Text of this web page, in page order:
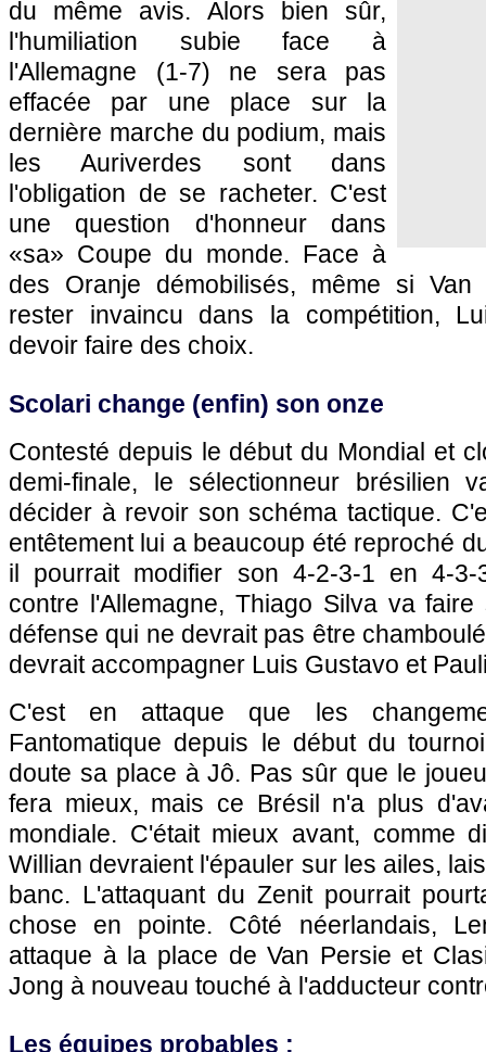
du même avis. Alors bien sûr,
l'humiliation subie face à
l'Allemagne (1-7) ne sera pas
effacée par une place sur la
dernière marche du podium, mais
les Auriverdes sont dans
l'obligation de se racheter. C'est
une question d'honneur dans
«sa» Coupe du monde. Face à
des Oranje démobilisés, même si
rester invaincu dans la compétition,
devoir faire des choix.
Scolari change (enfin) son onze
Contesté depuis le début du Mondial et
demi-finale, le sélectionneur brésilien
décider à revoir son schéma tactique.
entêtement lui a beaucoup été reproché
il pourrait modifier son 4-2-3-1 en 4-
contre l'Allemagne, Thiago Silva va
défense qui ne devrait pas être
devrait accompagner Luis Gustavo et
C'est en attaque que les
Fantomatique depuis le début du
doute sa place à Jô. Pas sûr que le
fera mieux, mais ce Brésil n'a plus
mondiale. C'était mieux avant, comme
Willian devraient l'épauler sur les ailes,
banc. L'attaquant du Zenit pourrait
chose en pointe. Côté néerlandais,
attaque à la place de Van Persie et
Jong à nouveau touché à l'adducteur
Les équipes probables :